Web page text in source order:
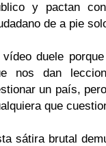
y pactan
de a pie
vídeo duele
nos dan
un país,
que
sátira brutal